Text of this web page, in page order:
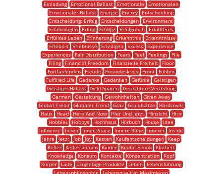
Einladung
Emotional Ballast Emotionale
Emotionalen
Emotionaler Ballast
Energie Energy
Entscheidung
Entscheidung: Erfolg
Entscheidungen
Environment
Erfahrungen
Erfolg Erfolge Erfolgreich
Erfüllteres
Erfülltes Leben
Erinnerung Erkenntnis
Erkenntnisse
Erlebnis
Erlebnisse Erledigen Excess
Experience
Experiences
Fair Distribution Fears Feel Feelings
File
Filing
Financial Freedom Finanzielle Freiheit
Floor
Fortlaufenden
Freude Freundeskreis Front
Fühlen
Fulfilled Life
Gedanke Gedanken Gefühle
Geistigen
Geistiger Ballast
Geld Sparen
Gerechtere Verteilung
German
Gestaltung Gewohnheiten
Given Away
Global Trend Globaler Trend Graz Grundsätze
Hardcover
Haus
Head Here And Now Hier Und Jetzt Hinsicht
Hirn
Hobbies
Hobbys Hochhaus Hörbuch House
Idee
Influence
Innen Inner Peace Innere Ruhe Innerer
Inside
Jahre
Jetzt Job Joy Kasten Kaufentscheidungen
Keep
Keller
Kellerräumen Kinder Kindle Ebook
Klarheit
Knowledge
Konsum Kontakte Konzentration
Kopf
Körper
Lade Langlebige Produkte Leben
Lebensführung
Lebensphilosophie
Lebensqualität Maximieren